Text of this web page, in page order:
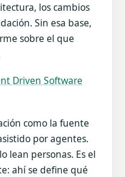
los cambios
Sin esa base,
sobre el que
Driven Software
como la fuente
por agentes.
lean personas. Es el
ahí se define qué